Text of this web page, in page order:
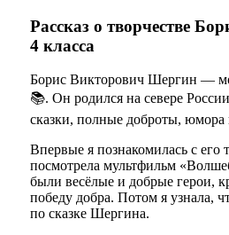
Рассказ о творчестве
4 класса
Борис Викторович Шергин —
📚. Он родился на севере
сказки, полные доброты, юмора
Впервые я познакомилась с его
посмотрела мультфильм
были весёлые и добрые герои,
победу добра. Потом я узнала,
по сказке Шергина.